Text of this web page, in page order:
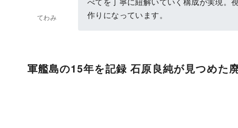
てわみ
作りになっています。
軍艦島の15年を記録 石原良純が見つめた